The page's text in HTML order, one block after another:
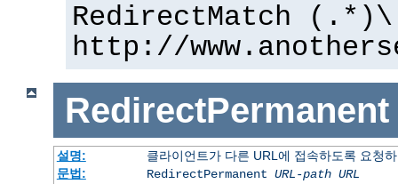
RedirectMatch
http://
RedirectPermanent
설명:
클라이언트가 다른 URL에 접속하도록 요청
문법:
RedirectPermanent URL-path URL